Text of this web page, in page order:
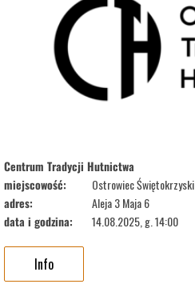
Centrum Tradycji Hutnictwa
miejscowość:
Ostrowiec Świętokrzyski
adres:
Aleja 3 Maja 6
data i godzina:
14.08.2025, g. 14:00
Info